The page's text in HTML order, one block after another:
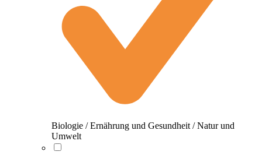
Biologie / Ernährung und Gesundheit / Natur und
Umwelt